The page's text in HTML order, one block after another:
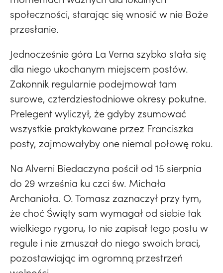
społeczności, starając się wnosić w nie Boże
przesłanie.
Jednocześnie góra La Verna szybko stała się
dla niego ukochanym miejscem postów.
Zakonnik regularnie podejmował tam
surowe, czterdziestodniowe okresy pokutne.
Prelegent wyliczył, że gdyby zsumować
wszystkie praktykowane przez Franciszka
posty, zajmowałyby one niemal połowę roku.
Na Alverni Biedaczyna pościł od 15 sierpnia
do 29 września ku czci św. Michała
Archanioła. O. Tomasz zaznaczył przy tym,
że choć Święty sam wymagał od siebie tak
wielkiego rygoru, to nie zapisał tego postu w
regule i nie zmuszał do niego swoich braci,
pozostawiając im ogromną przestrzeń